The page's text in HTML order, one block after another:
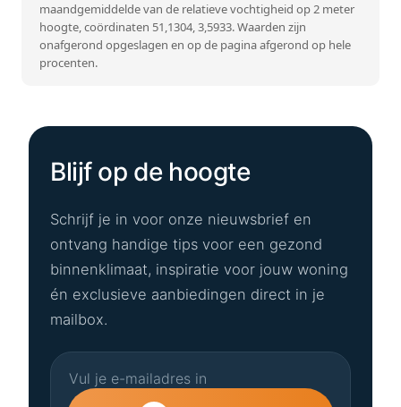
maandgemiddelde van de relatieve vochtigheid op 2 meter
hoogte, coördinaten 51,1304, 3,5933. Waarden zijn
onafgerond opgeslagen en op de pagina afgerond op hele
procenten.
Blijf op de hoogte
Schrijf je in voor onze nieuwsbrief en
ontvang handige tips voor een gezond
binnenklimaat, inspiratie voor jouw woning
én exclusieve aanbiedingen direct in je
mailbox.